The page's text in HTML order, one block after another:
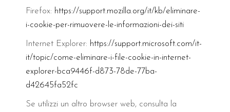
Firefox: https://support.mozilla.org/it/kb/eliminare-
i-cookie-per-rimuovere-le-informazioni-dei-siti
Internet Explorer: https://support.microsoft.com/it-
it/topic/come-eliminare-i-file-cookie-in-internet-
explorer-bca9446f-d873-78de-77ba-
d42645fa52fc
Se utilizzi un altro browser web, consulta la